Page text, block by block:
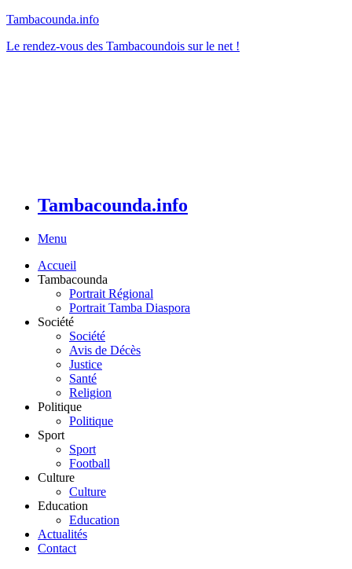
Tambacounda.info
Le rendez-vous des Tambacoundois sur le net !
Tambacounda.info
Menu
Accueil
Tambacounda
Portrait Régional
Portrait Tamba Diaspora
Société
Société
Avis de Décès
Justice
Santé
Religion
Politique
Politique
Sport
Sport
Football
Culture
Culture
Education
Education
Actualités
Contact